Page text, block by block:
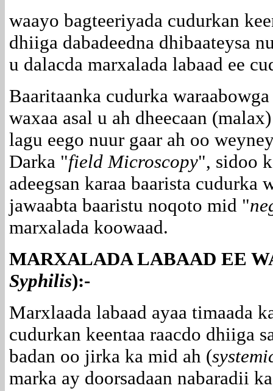
waayo bagteeriyada cudurkan
dhiiga dabadeedna dhibaateysa
u dalacda marxalada labaad ee
Baaritaanka cudurka
waxaa asal u ah dheecaan
lagu eego nuur gaar ah oo
Darka "field Microscopy", sidoo
adeegsan karaa baarista cudurka
jawaabta baaristu noqoto mid "
marxalada koowaad.
MARXALADA LABAAD EE
Syphilis):-
Marxlaada labaad ayaa timaada
cudurkan keentaa raacdo dhiiga
badan oo jirka ka mid ah (
marka ay doorsadaan nabaradii